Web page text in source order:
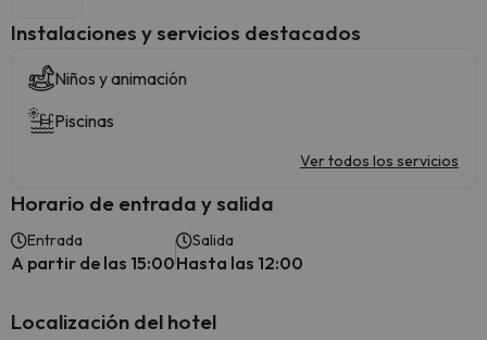
Instalaciones y servicios destacados
Niños y animación
Piscinas
Ver todos los servicios
Horario de entrada y salida
Entrada
A partir de las 15:00
Salida
Hasta las 12:00
Localización del hotel